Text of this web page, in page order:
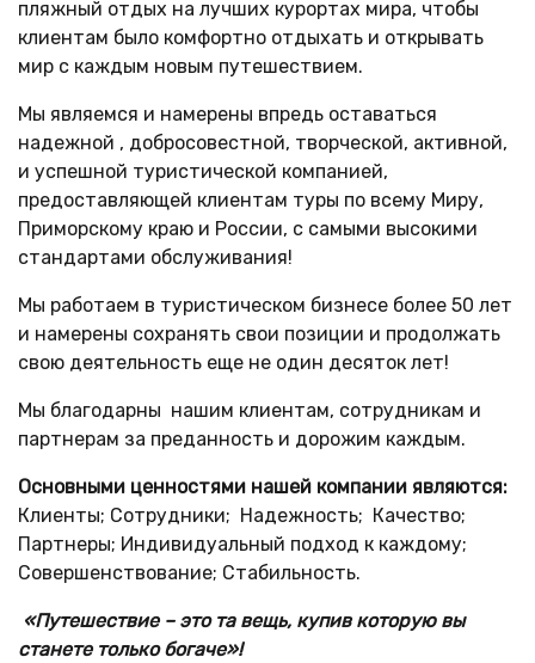
пляжный отдых на лучших курортах мира, чтобы
клиентам было комфортно отдыхать и открывать
мир с каждым новым путешествием.
Мы являемся и намерены впредь оставаться
надежной , добросовестной, творческой, активной,
и успешной туристической компанией,
предоставляющей клиентам туры по всему Миру,
Приморскому краю и России, с самыми высокими
стандартами обслуживания!
Мы работаем в туристическом бизнесе более 50 лет
и намерены сохранять свои позиции и продолжать
свою деятельность еще не один десяток лет!
Мы благодарны нашим клиентам, сотрудникам и
партнерам за преданность и дорожим каждым.
Основными ценностями нашей компании являются:
Клиенты; Сотрудники; Надежность; Качество;
Партнеры; Индивидуальный подход к каждому;
Совершенствование; Стабильность.
«Путешествие – это та вещь, купив которую вы
станете только богаче»!